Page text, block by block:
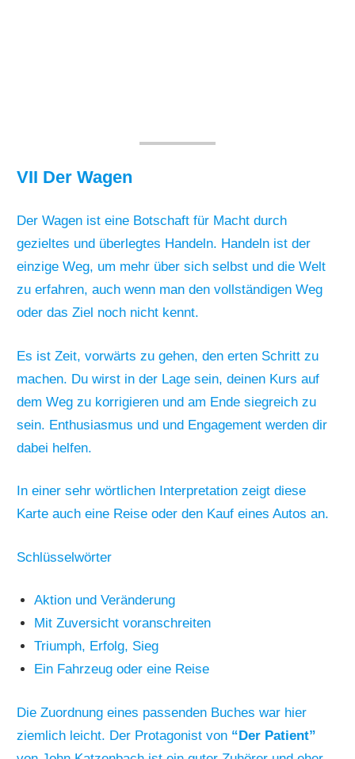
VII Der Wagen
Der Wagen ist eine Botschaft für Macht durch
gezieltes und überlegtes Handeln. Handeln ist der
einzige Weg, um mehr über sich selbst und die Welt
zu erfahren, auch wenn man den vollständigen Weg
oder das Ziel noch nicht kennt.
Es ist Zeit, vorwärts zu gehen, den erten Schritt zu
machen. Du wirst in der Lage sein, deinen Kurs auf
dem Weg zu korrigieren und am Ende siegreich zu
sein. Enthusiasmus und und Engagement werden dir
dabei helfen.
In einer sehr wörtlichen Interpretation zeigt diese
Karte auch eine Reise oder den Kauf eines Autos an.
Schlüsselwörter
Aktion und Veränderung
Mit Zuversicht voranschreiten
Triumph, Erfolg, Sieg
Ein Fahrzeug oder eine Reise
Die Zuordnung eines passenden Buches war hier
ziemlich leicht. Der Protagonist von “Der Patient”